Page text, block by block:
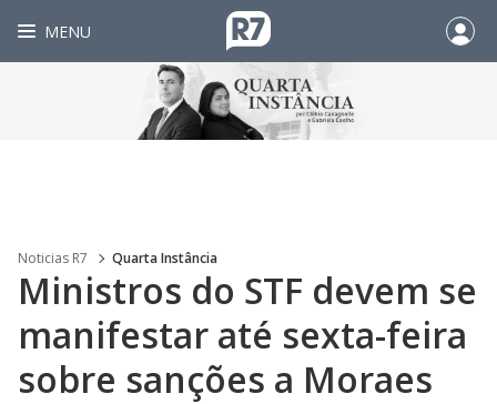
MENU
Noticias R7 Quarta Instância
Ministros do STF devem se
manifestar até sexta-feira
sobre sanções a Moraes